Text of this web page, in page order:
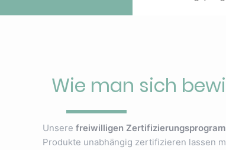
Wie man sich
Unsere freiwilligen
Produkte unabhängig zertifizieren lassen